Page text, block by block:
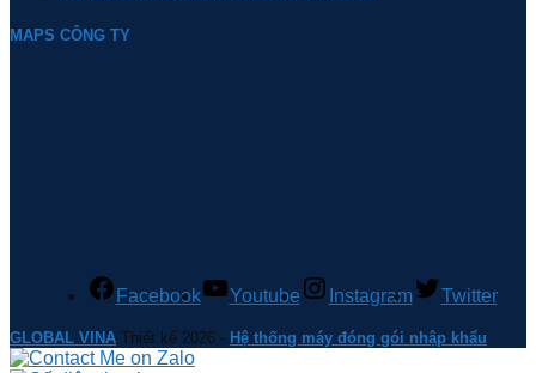
MAPS CÔNG TY
Facebook Youtube Instagram Twitter
GLOBAL VINA Thiết kế 2026 - Hệ thống máy đóng gói nhập khẩu